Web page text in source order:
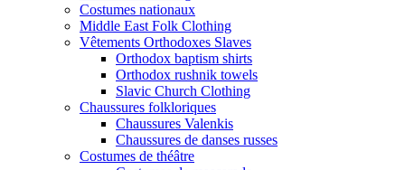
Costumes nationaux
Middle East Folk Clothing
Vêtements Orthodoxes Slaves
Orthodox baptism shirts
Orthodox rushnik towels
Slavic Church Clothing
Chaussures folkloriques
Chaussures Valenkis
Chaussures de danses russes
Costumes de théâtre